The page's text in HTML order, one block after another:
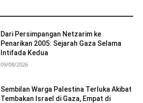
Dari Persimpangan Netzarim ke
Penarikan 2005: Sejarah Gaza Selama
Intifada Kedua
09/08/2026
Sembilan Warga Palestina Terluka Akibat
Tembakan Israel di Gaza, Empat di